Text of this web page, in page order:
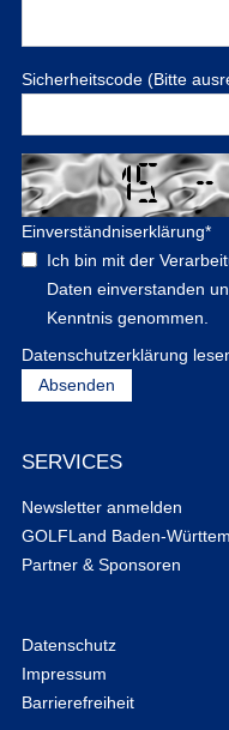
Sicherheitscode (Bitte
Einverständniserklärung*
Ich bin mit der
Daten einverstanden
Kenntnis genommen.
Datenschutzerklärung
SERVICES
Newsletter anmelden
GOLFLand Baden-
Partner & Sponsoren
Datenschutz
Impressum
Barrierefreiheit